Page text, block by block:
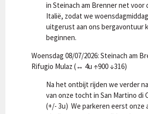
in Steinach am Brenner net voor
Italië, zodat we
uitgerust aan ons bergavontuur
beginnen.
Woensdag 08/07/2026: Steinach am
Rifugio Mulaz (↔ 4u ↑900 ↓316)
Na het ontbijt rijden we verder
van onze tocht in San Martino di
(+/- 3u) We parkeren eerst onze